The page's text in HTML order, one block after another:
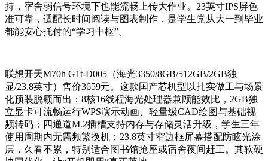
持，宿舍弱信号环境下也能流畅上传大作业。23英寸IPS屏色
准可靠，适配长时间阅读与图表制作，是学生党从大一到毕业
都能安心托付的“学习中枢”。
联想开天M70h G1t-D005（海光3350/8GB/512GB/2GB独
显/23.8英寸）售价3659元。这款国产芯机型以扎实做工与场景
化预装脱颖而出：8核16线程海光处理器兼顾能效比，2GB独
立显卡可流畅运行WPS演示动画、轻量级CAD绘图与基础视
频转码；四通道M.2插槽支持内存与存储灵活升级，学生三年
使用周期内无需频繁换机；23.8英寸窄边框屏幕搭配防眩光涂
层，久看不累，特别适合图书馆抢座或宿舍夜间赶工。其软硬